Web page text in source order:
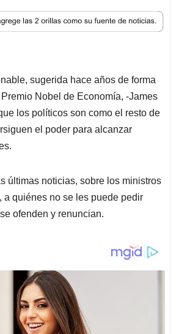
a
i
r
e
s
sugerida hace años de forma
Nobel de Economía, -James
los políticos son como el resto de
el poder para alcanzar
últimas noticias, sobre los ministros
a quiénes no se les puede pedir
ofenden y renuncian.